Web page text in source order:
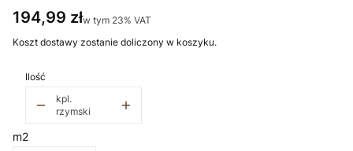
Cena
194,99 złw tym 23% VAT
w tym 23% VAT
Koszt dostawy zostanie doliczony w koszyku.
Ilość
kpl.
rzymski
m2